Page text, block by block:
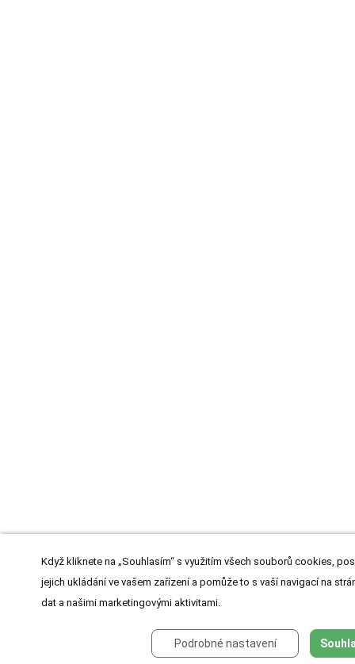
Když kliknete na „Souhlasím“ s využitím všech souborů cookies,
jejich ukládání ve vašem zařízení a pomůže to s vaší navigací na
dat a našimi marketingovými aktivitami.
Podrobné nastavení